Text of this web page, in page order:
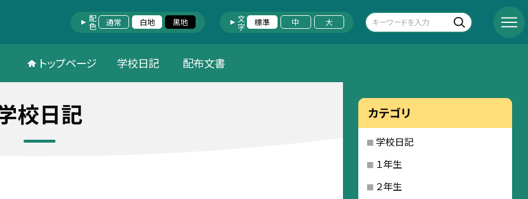
配色 通常 白地 黒地 文字 標準 中 大
トップページ 学校日記 配布文書
校日記 カテゴリ
学校日記
１年生
２年生